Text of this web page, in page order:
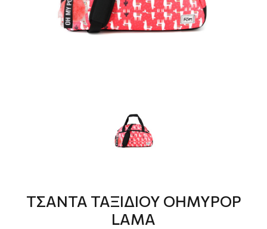
ΤΣΑΝΤΑ ΤΑΞΙΔΙΟΥ OHMYPOP
LAMA